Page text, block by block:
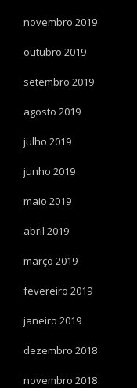
novembro 2019
outubro 2019
setembro 2019
agosto 2019
julho 2019
junho 2019
maio 2019
abril 2019
março 2019
fevereiro 2019
janeiro 2019
dezembro 2018
novembro 2018